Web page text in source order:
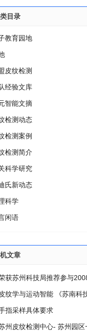
目录
教育园地
皮纹检测
经验文库
智能文摘
检测动态
检测案例
检测简介
科学研究
氏新动态
科学
闲语
文章
获苏州科技局推荐参与
参展
皮纹学与运动智能 《苏南
年第5期
指采样具体要求
州皮纹检测中心- 苏州园区